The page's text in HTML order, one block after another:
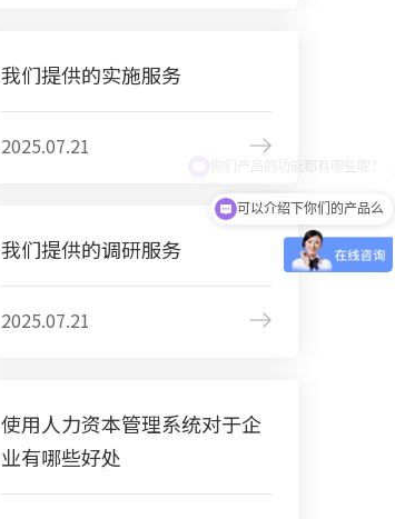
我们提供的实施服务
2025.07.21
我们提供的调研服务
2025.07.21
使用人力资本管理系统对于企
业有哪些好处
可以介绍下你们的产品么